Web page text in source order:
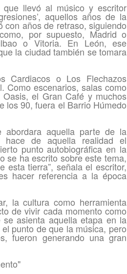
que llevó al músico y escritor
aquellos años de la
con años de retraso, siguiendo
por supuesto, Madrid o
o Vitoria. En León, ese
la ciudad también se tomara
Cardiacos o Los Flechazos
Como escenarios, salas como
el Gran Café y muchos
los 90, fuera el Barrio Húmedo
abordara aquella parte de la
hace de aquella realidad el
punto autobiográfica en la
se ha escrito sobre este tema,
esta tierra”, señala el escritor,
hacer referencia a la época
la cultura como herramienta
de vivir cada momento como
asienta aquella etapa en la
punto de que la música, pero
fueron generando una gran